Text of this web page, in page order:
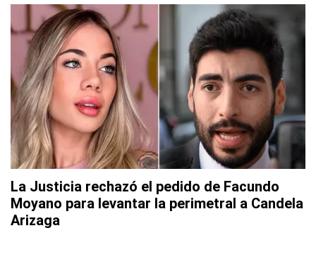
La Justicia rechazó el pedido de Facundo
Moyano para levantar la perimetral a Candela
Arizaga